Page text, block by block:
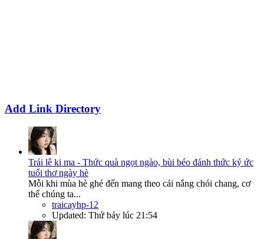
Add Link Directory
Trái lê ki ma - Thức quà ngọt ngào, bùi béo đánh thức ký ức
tuổi thơ ngày hè
Mỗi khi mùa hè ghé đến mang theo cái nắng chói chang, cơ
thể chúng ta...
traicayhp-12
Updated: Thứ bảy lúc 21:54